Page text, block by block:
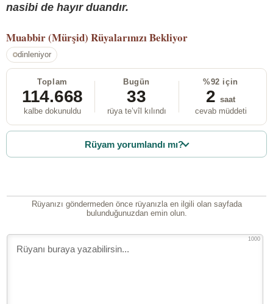
nasibi de hayır duandır.
Muabbir (Mürşid) Rüyalarınızı Bekliyor
dinleniyor
Toplam
114.668
kalbe dokunuldu
Bugün
33
rüya te’vîl kılındı
%92 için
2 saat
cevab müddeti
Rüyam yorumlandı mı?
Rüyanızı göndermeden önce rüyanızla en ilgili olan sayfada
bulunduğunuzdan emin olun.
1000